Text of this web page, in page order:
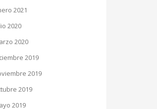
2021
2020
2020
2019
2019
2019
2019